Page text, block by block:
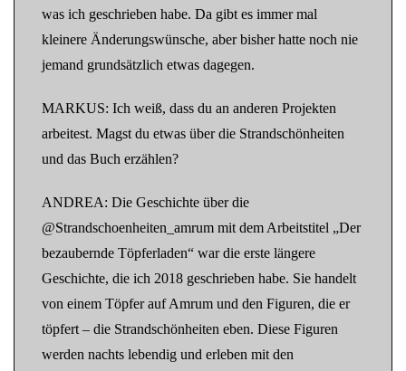
was ich geschrieben habe. Da gibt es immer mal
kleinere Änderungswünsche, aber bisher hatte noch nie
jemand grundsätzlich etwas dagegen.
MARKUS: Ich weiß, dass du an anderen Projekten
arbeitest. Magst du etwas über die Strandschönheiten
und das Buch erzählen?
ANDREA: Die Geschichte über die
@Strandschoenheiten_amrum mit dem Arbeitstitel „Der
bezaubernde Töpferladen“ war die erste längere
Geschichte, die ich 2018 geschrieben habe. Sie handelt
von einem Töpfer auf Amrum und den Figuren, die er
töpfert – die Strandschönheiten eben. Diese Figuren
werden nachts lebendig und erleben mit den